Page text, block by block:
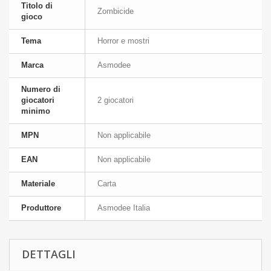
Titolo di
gioco
Zombicide
Tema Horror e mostri
Marca Asmodee
Numero di
giocatori
minimo
2 giocatori
MPN Non applicabile
EAN Non applicabile
Materiale Carta
Produttore Asmodee Italia
DETTAGLI